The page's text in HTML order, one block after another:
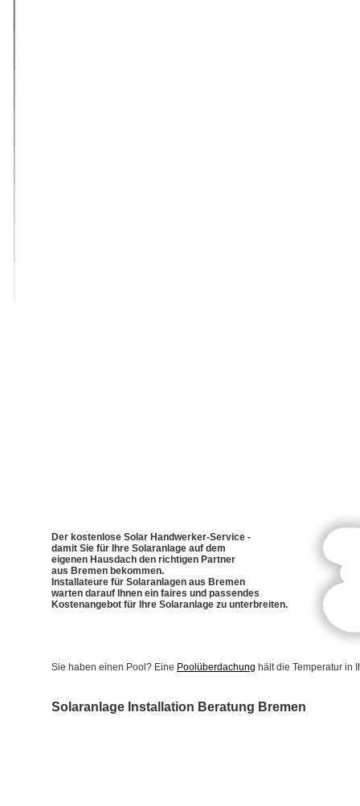
Der kostenlose Solar Handwerker-Service -
damit Sie für Ihre Solaranlage auf dem
eigenen Hausdach den richtigen Partner
aus Bremen bekommen.
Installateure für Solaranlagen aus Bremen
warten darauf Ihnen ein faires und passendes
Kostenangebot für Ihre Solaranlage zu unterbreiten.
Sie haben einen Pool? Eine Poolüberdachung hält die Temperatur in
Solaranlage Installation Beratung Bremen